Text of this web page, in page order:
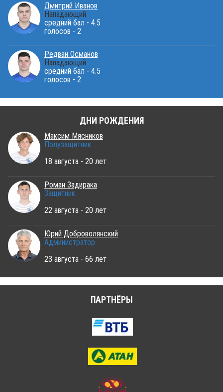
Дмитрий Иванов
Нападающий
средний бал - 4.5
голосов - 2
Редван Османов
Нападающий
средний бал - 4.5
голосов - 2
ДНИ РОЖДЕНИЯ
Максим Мясников
Полузащитник
18 августа - 20 лет
Роман Задирака
Защитник
22 августа - 20 лет
Юрий Доброволянский
Администратор
23 августа - 66 лет
ПАРТНЁРЫ